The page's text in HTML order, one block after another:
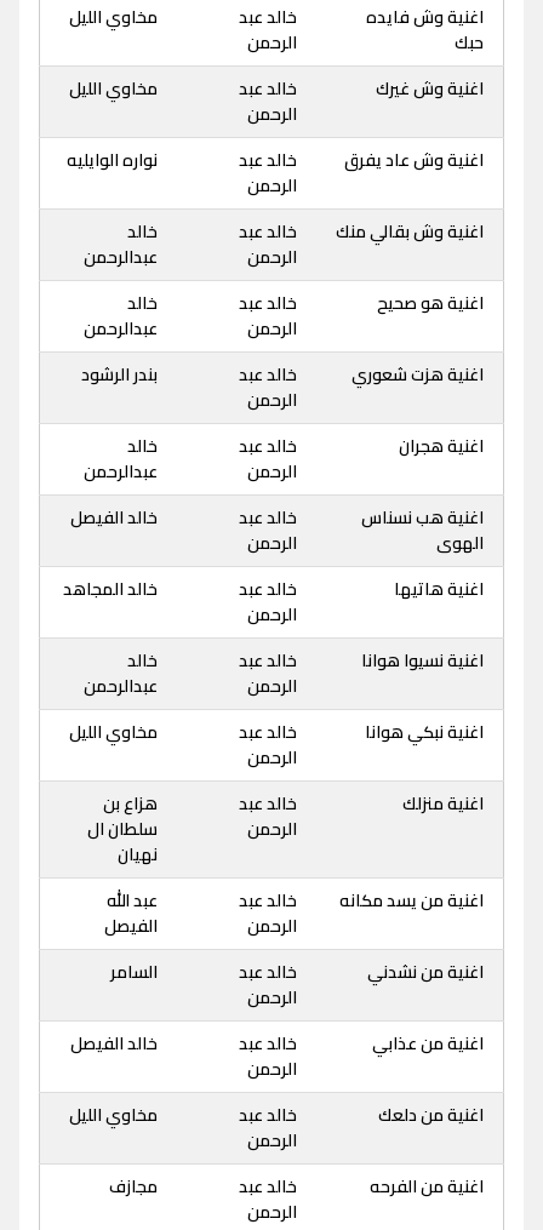
اغنية وش فايده
حبك
خالد عبد
الرحمن
مخاوي الليل
اغنية وش غيرك
خالد عبد
الرحمن
مخاوي الليل
اغنية وش عاد يفرق
خالد عبد
الرحمن
نواره الوايليه
اغنية وش بقالي منك
خالد عبد
الرحمن
خالد
عبدالرحمن
اغنية هو صحيح
خالد عبد
الرحمن
خالد
عبدالرحمن
اغنية هزت شعوري
خالد عبد
الرحمن
بندر الرشود
اغنية هجران
خالد عبد
الرحمن
خالد
عبدالرحمن
اغنية هب نسناس
الهوى
خالد عبد
الرحمن
خالد الفيصل
اغنية هاتيها
خالد عبد
الرحمن
خالد المجاهد
اغنية نسيوا هوانا
خالد عبد
الرحمن
خالد
عبدالرحمن
اغنية نبكي هوانا
خالد عبد
الرحمن
مخاوي الليل
اغنية منزلك
خالد عبد
الرحمن
هزاع بن
سلطان ال
نهيان
اغنية من يسد مكانه
خالد عبد
الرحمن
عبد الله
الفيصل
اغنية من نشدني
خالد عبد
الرحمن
السامر
اغنية من عذابي
خالد عبد
الرحمن
خالد الفيصل
اغنية من دلعك
خالد عبد
الرحمن
مخاوي الليل
اغنية من الفرحه
خالد عبد
الرحمن
مجازف